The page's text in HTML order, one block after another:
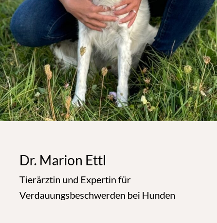
Dr. Marion Ettl
Tierärztin und Expertin für
Verdauungsbeschwerden bei Hunden